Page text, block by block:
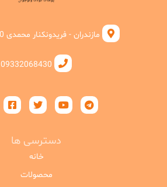
مازندران - فریدونکنار محمدی 09332068430
09332068430
دسترسی ها
خانه
محصولات